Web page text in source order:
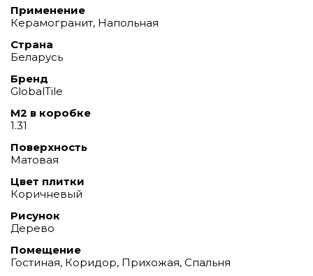
Применение
Керамогранит, Напольная
Страна
Беларусь
Бренд
GlobalTile
М2 в коробке
1.31
Поверхность
Матовая
Цвет плитки
Коричневый
Рисунок
Дерево
Помещение
Гостиная, Коридор, Прихожая, Спальня